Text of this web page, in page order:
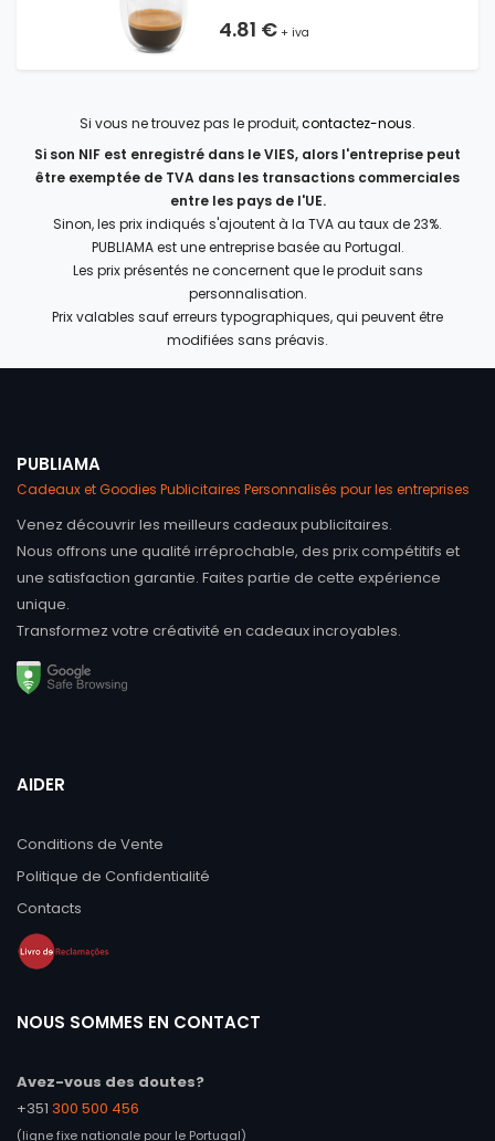
4.81 €+ iva
Si vous ne trouvez pas le produit,contactez-nous.
Si son NIF est enregistré dans le VIES, alors l'entreprise peut
être exemptée de TVA dans les transactions commerciales
entre les pays de l'UE.
Sinon, les prix indiqués s'ajoutent à la TVA au taux de 23%.
PUBLIAMA est une entreprise basée au Portugal.
Les prix présentés ne concernent que le produit sans
personnalisation.
Prix valables sauf erreurs typographiques, qui peuvent être
modifiées sans préavis.
PUBLIAMA
Cadeaux et Goodies Publicitaires Personnalisés pour les entreprises
Venez découvrir les meilleurs cadeaux publicitaires.
Nous offrons une qualité irréprochable, des prix compétitifs et
une satisfaction garantie. Faites partie de cette expérience
unique.
Transformez votre créativité en cadeaux incroyables.
AIDER
Conditions de Vente
Politique de Confidentialité
Contacts
NOUS SOMMES EN CONTACT
Avez-vous des doutes?
+351 300 500 456
(ligne fixe nationale pour le Portugal)